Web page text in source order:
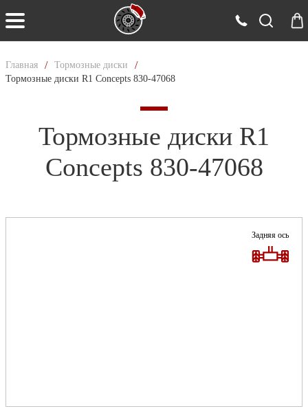
Главная / Тормозные диски /
Тормозные диски R1 Concepts 830-47068
Тормозные диски R1
Concepts 830-47068
Задняя ось